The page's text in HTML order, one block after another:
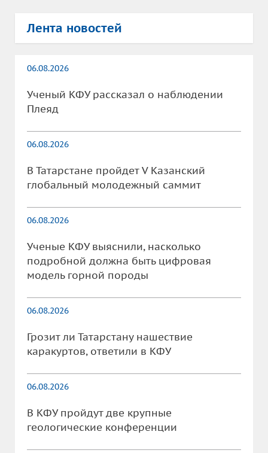
Лента новостей
06.08.2026
Ученый КФУ рассказал о наблюдении
Плеяд
06.08.2026
В Татарстане пройдет V Казанский
глобальный молодежный саммит
06.08.2026
Ученые КФУ выяснили, насколько
подробной должна быть цифровая
модель горной породы
06.08.2026
Грозит ли Татарстану нашествие
каракуртов, ответили в КФУ
06.08.2026
В КФУ пройдут две крупные
геологические конференции